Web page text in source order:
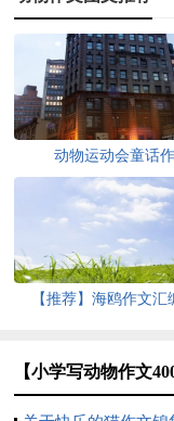
动物运动会童话
【推荐】海鸥作文汇
【小学写动物作文